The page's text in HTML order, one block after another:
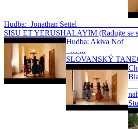
Hudba: Jonathan
SISU ET YERUSHALAYIM (Radujte se s
Hudba:
… ...
SLOVANSKÝ